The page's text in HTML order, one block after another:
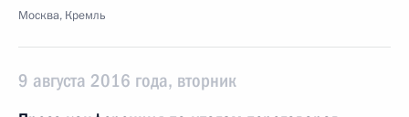
Москва, Кремль
9 августа 2016 года, вторник